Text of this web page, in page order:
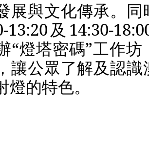
展與文化傳承。同
13:20及 14:30-
“燈塔密碼”工作坊
讓公眾了解及認識
的特色。